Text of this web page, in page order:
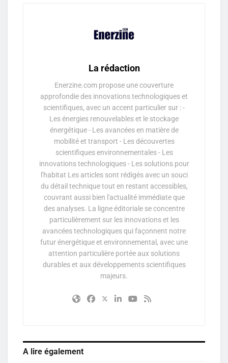
La rédaction
Enerzine.com propose une couverture
approfondie des innovations technologiques et
scientifiques, avec un accent particulier sur : -
Les énergies renouvelables et le stockage
énergétique - Les avancées en matière de
mobilité et transport - Les découvertes
scientifiques environnementales - Les
innovations technologiques - Les solutions pour
l'habitat Les articles sont rédigés avec un souci
du détail technique tout en restant accessibles,
couvrant aussi bien l'actualité immédiate que
des analyses. La ligne éditoriale se concentre
particulièrement sur les innovations et les
avancées technologiques qui façonnent notre
futur énergétique et environnemental, avec une
attention particulière portée aux solutions
durables et aux développements scientifiques
majeurs.
A lire également